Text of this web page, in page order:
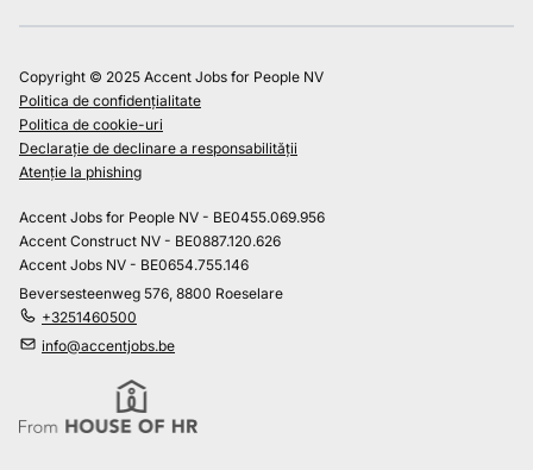
Copyright © 2025 Accent Jobs for People NV
Politica de confidențialitate
Politica de cookie-uri
Declarație de declinare a responsabilității
Atenție la phishing
Accent Jobs for People NV - BE0455.069.956
Accent Construct NV - BE0887.120.626
Accent Jobs NV - BE0654.755.146
Beversesteenweg 576, 8800 Roeselare
+3251460500
info@accentjobs.be